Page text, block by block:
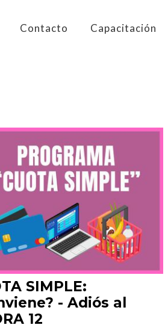
Contacto Capacitación
SIMPLE:
- Adiós al
12